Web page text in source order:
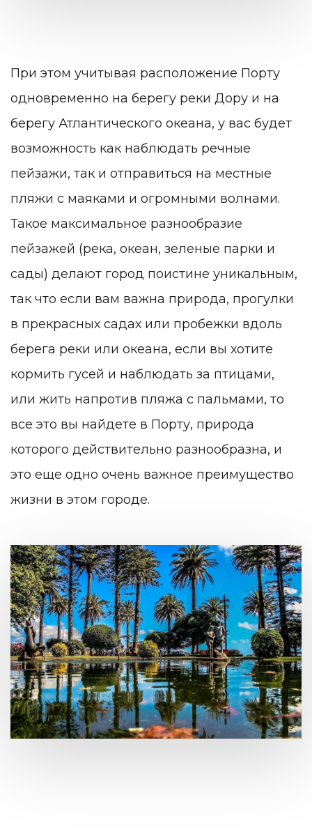
При этом учитывая расположение Порту
одновременно на берегу реки Дору и на
берегу Атлантического океана, у вас будет
возможность как наблюдать речные
пейзажи, так и отправиться на местные
пляжи с маяками и огромными волнами.
Такое максимальное разнообразие
пейзажей (река, океан, зеленые парки и
сады) делают город поистине уникальным,
так что если вам важна природа, прогулки
в прекрасных садах или пробежки вдоль
берега реки или океана, если вы хотите
кормить гусей и наблюдать за птицами,
или жить напротив пляжа с пальмами, то
все это вы найдете в Порту, природа
которого действительно разнообразна, и
это еще одно очень важное преимущество
жизни в этом городе.